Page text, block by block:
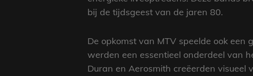
bij de tijdsgeest van de jaren 80.
De opkomst van MTV speelde ook een
werden een essentieel onderdeel van
Duran en Aerosmith creëerden visueel